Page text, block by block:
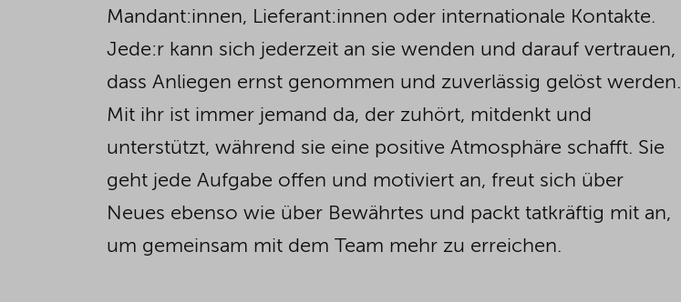
Mandant:innen, Lieferant:innen oder internationale Kontakte.
Jede:r kann sich jederzeit an sie wenden und darauf vertrauen,
dass Anliegen ernst genommen und zuverlässig gelöst werden.
Mit ihr ist immer jemand da, der zuhört, mitdenkt und
unterstützt, während sie eine positive Atmosphäre schafft. Sie
geht jede Aufgabe offen und motiviert an, freut sich über
Neues ebenso wie über Bewährtes und packt tatkräftig mit an,
um gemeinsam mit dem Team mehr zu erreichen.